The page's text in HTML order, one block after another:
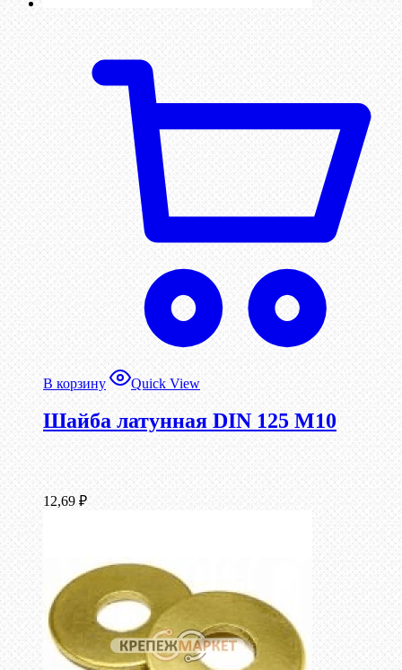
В корзину Quick View
Шайба латунная DIN 125 М10
12,69 ₽